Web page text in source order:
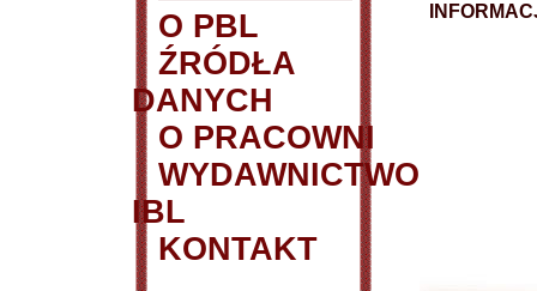
O PBL
ŹRÓDŁA
DANYCH
O PRACOWNI
WYDAWNICTWO
IBL
KONTAKT